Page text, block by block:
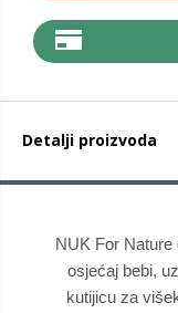
Detalji proizvoda
NUK For
osjećaj bebi,
kutijicu za